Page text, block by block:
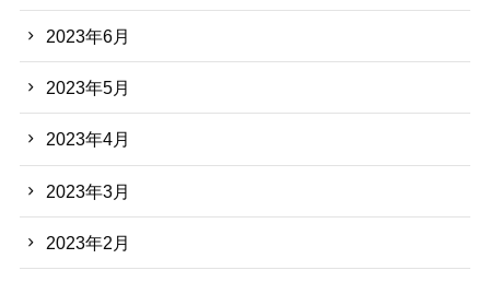
2023年6月
2023年5月
2023年4月
2023年3月
2023年2月